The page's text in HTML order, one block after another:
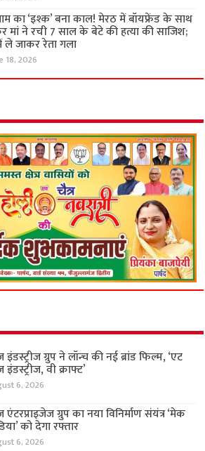
का ‘इश्क’ बना काल! मेरठ में बॉयफ्रेंड के साथ
मां ने रची 7 साल के बेटे की हत्या की साजिश;
ले जाकर रेता गला
18, 2026
इंडस्ट्रीज ग्रुप ने लॉन्च की नई ब्रांड फिल्म, ‘एट
वी क्राफ्ट’
6, 2026
एंटरप्राइजेज ग्रुप का नया विनिर्माण संयंत्र ‘मेक
को देगा रफ्तार
6, 2026